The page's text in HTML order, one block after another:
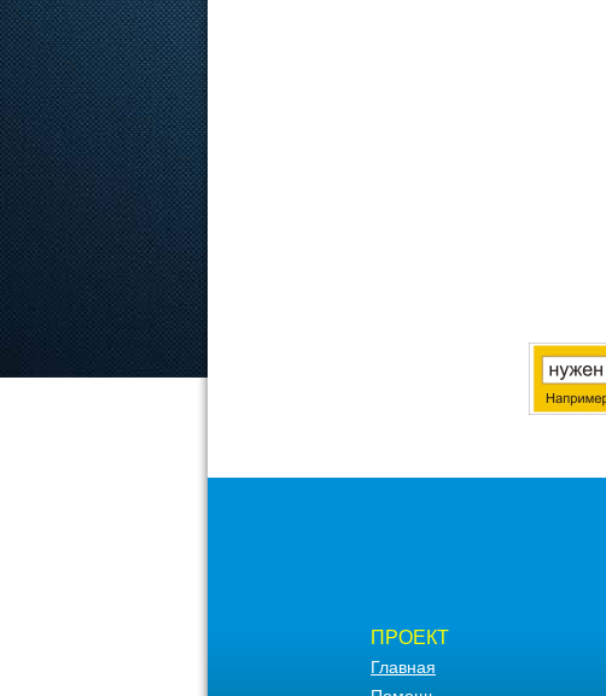
ПРОЕКТ
Главная